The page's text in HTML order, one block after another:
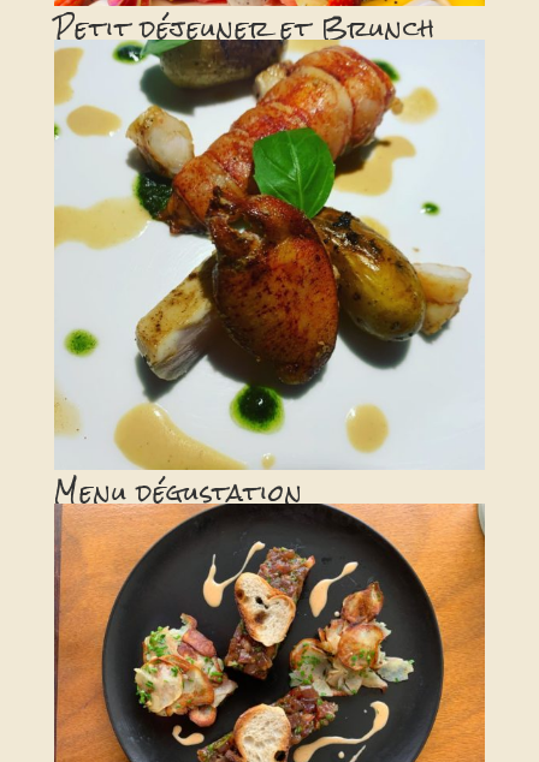
Petit déjeuner et Brunch
Menu dégustation